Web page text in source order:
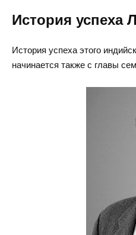
История успеха
История успеха этого
начинается также с главы